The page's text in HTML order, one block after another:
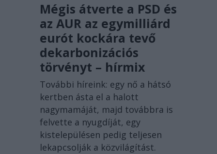
Mégis átverte a PSD és
az AUR az egymilliárd
eurót kockára tevő
dekarbonizációs
törvényt – hírmix
További híreink: egy nő a hátsó
kertben ásta el a halott
nagymamáját, majd továbbra is
felvette a nyugdíját, egy
kistelepülésen pedig teljesen
lekapcsolják a közvilágítást.